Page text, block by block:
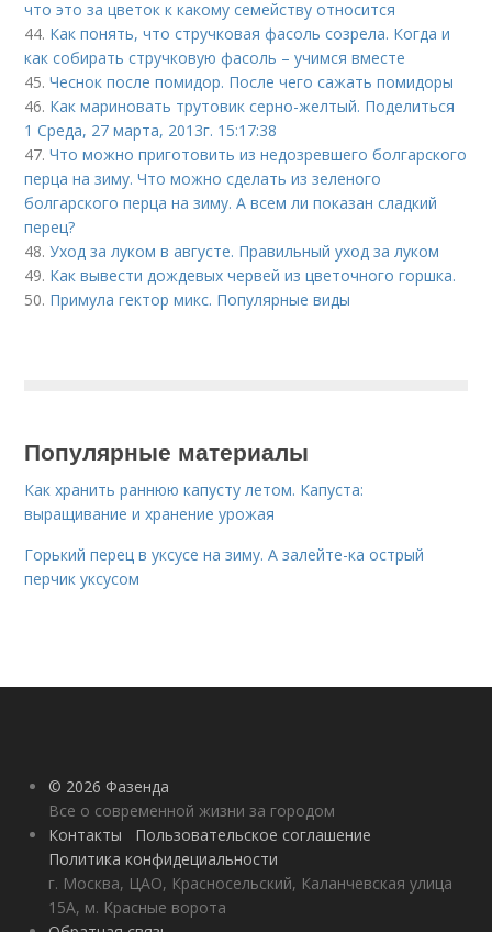
что это за цветок к какому семейству относится
44. Как понять, что стручковая фасоль созрела. Когда и
как собирать стручковую фасоль – учимся вместе
45.Чеснок после помидор. После чего сажать помидоры
46. Как мариновать трутовик серно-желтый. Поделиться
1 Среда, 27 марта, 2013г. 15:17:38
47.Что можно приготовить из недозревшего болгарского
перца на зиму. Что можно сделать из зеленого
болгарского перца на зиму. А всем ли показан сладкий
перец?
48.Уход за луком в августе. Правильный уход за луком
49. Как вывести дождевых червей из цветочного горшка.
50. Примула гектор микс. Популярные виды
Популярные материалы
Как хранить раннюю капусту летом. Капуста:
выращивание и хранение урожая
Горький перец в уксусе на зиму. А залейте-ка острый
перчик уксусом
© 2026 Фазенда
Все о современной жизни за городом
Контакты
Пользовательское соглашение
Политика конфидециальности
г. Москва, ЦАО, Красносельский, Каланчевская улица
15А, м. Красные ворота